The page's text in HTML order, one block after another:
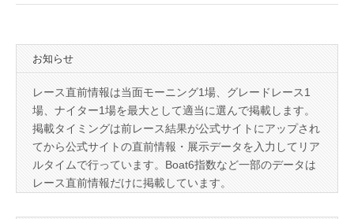
お知らせ
レース直前情報は当面モーニング1場、グレードレース1
場、ナイター1場を最大として適当に選んで掲載します。
掲載タイミングは前レース結果が公式サイトにアップされ
てから公式サイトの直前情報・展示データを入力してリア
ルタイムで行っています。Boat6指数など一部のデータは
レース直前情報だけに掲載しています。